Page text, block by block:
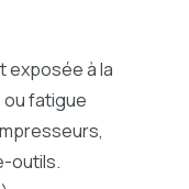
exposée à la
ou fatigue
outils.